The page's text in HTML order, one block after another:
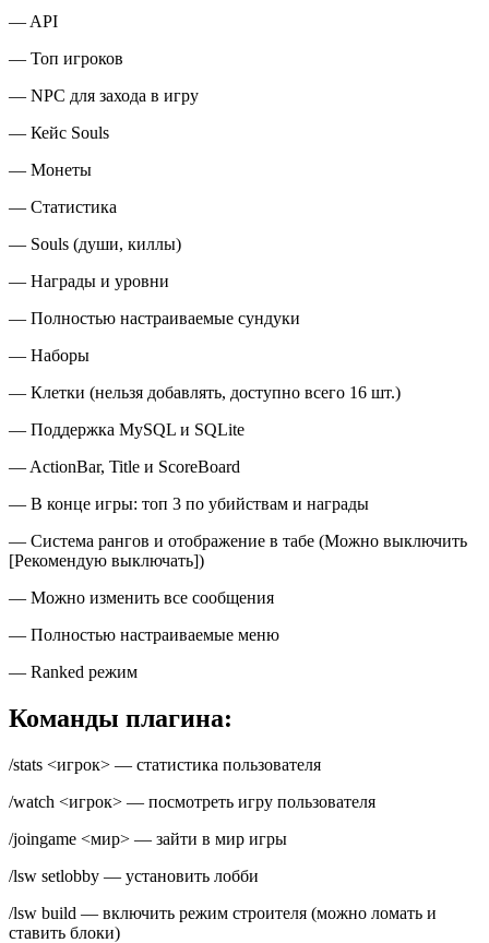
— API
— Топ игроков
— NPC для захода в игру
— Кейс Souls
— Монеты
— Статистика
— Souls (души, киллы)
— Награды и уровни
— Полностью настраиваемые сундуки
— Наборы
— Клетки (нельзя добавлять, доступно всего 16 шт.)
— Поддержка MySQL и SQLite
— ActionBar, Title и ScoreBoard
— В конце игры: топ 3 по убийствам и награды
— Система рангов и отображение в табе (Можно выключить
[Рекомендую выключать])
— Можно изменить все сообщения
— Полностью настраиваемые меню
— Ranked режим
Команды плагина:
/stats <игрок> — статистика пользователя
/watch <игрок> — посмотреть игру пользователя
/joingame <мир> — зайти в мир игры
/lsw setlobby — установить лобби
/lsw build — включить режим строителя (можно ломать и
ставить блоки)